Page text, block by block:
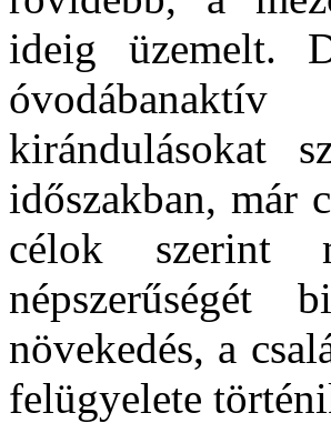
ideig üzemelt.
kirándulásokat
időszakban, már
célok szerint
népszerűségét
növekedés, a
felügyelete